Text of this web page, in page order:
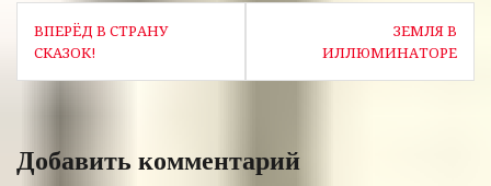
Навигация
по
ВПЕРЁД В СТРАНУ
СКАЗОК!
ЗЕМЛЯ В
ИЛЛЮМИНАТОРЕ
Добавить комментарий